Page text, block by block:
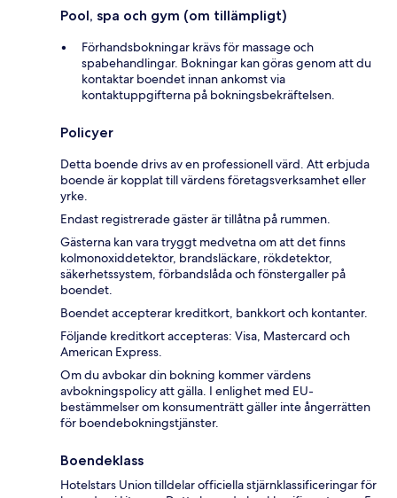
Pool, spa och gym (om tillämpligt)
Förhandsbokningar krävs för massage och
spabehandlingar. Bokningar kan göras genom att du
kontaktar boendet innan ankomst via
kontaktuppgifterna på bokningsbekräftelsen.
Policyer
Detta boende drivs av en professionell värd. Att erbjuda
boende är kopplat till värdens företagsverksamhet eller
yrke.
Endast registrerade gäster är tillåtna på rummen.
Gästerna kan vara tryggt medvetna om att det finns
kolmonoxiddetektor, brandsläckare, rökdetektor,
säkerhetssystem, förbandslåda och fönstergaller på
boendet.
Boendet accepterar kreditkort, bankkort och kontanter.
Följande kreditkort accepteras: Visa, Mastercard och
American Express.
Om du avbokar din bokning kommer värdens
avbokningspolicy att gälla. I enlighet med EU-
bestämmelser om konsumenträtt gäller inte ångerrätten
för boendebokningstjänster.
Boendeklass
Hotelstars Union tilldelar officiella stjärnklassificeringar för